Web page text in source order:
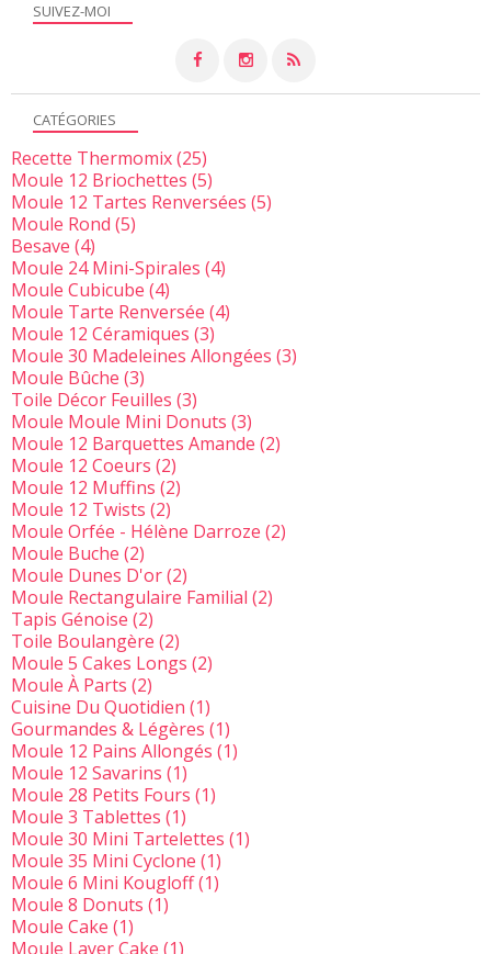
SUIVEZ-MOI
CATÉGORIES
Recette Thermomix(25)
Moule 12 Briochettes (5)
Moule 12 Tartes Renversées (5)
Moule Rond (5)
Besave (4)
Moule 24 Mini-Spirales (4)
Moule Cubicube (4)
Moule Tarte Renversée (4)
Moule 12 Céramiques (3)
Moule 30 Madeleines Allongées (3)
Moule Bûche (3)
Toile Décor Feuilles (3)
Moule Moule Mini Donuts (3)
Moule 12 Barquettes Amande (2)
Moule 12 Coeurs (2)
Moule 12 Muffins (2)
Moule 12 Twists (2)
Moule Orfée - Hélène Darroze (2)
Moule Buche (2)
Moule Dunes D'or(2)
Moule Rectangulaire Familial (2)
Tapis Génoise (2)
Toile Boulangère (2)
Moule 5 Cakes Longs (2)
Moule À Parts (2)
Cuisine Du Quotidien (1)
Gourmandes & Légères (1)
Moule 12 Pains Allongés (1)
Moule 12 Savarins (1)
Moule 28 Petits Fours (1)
Moule 3 Tablettes (1)
Moule 30 Mini Tartelettes (1)
Moule 35 Mini Cyclone (1)
Moule 6 Mini Kougloff(1)
Moule 8 Donuts (1)
Moule Cake (1)
Moule Layer Cake (1)